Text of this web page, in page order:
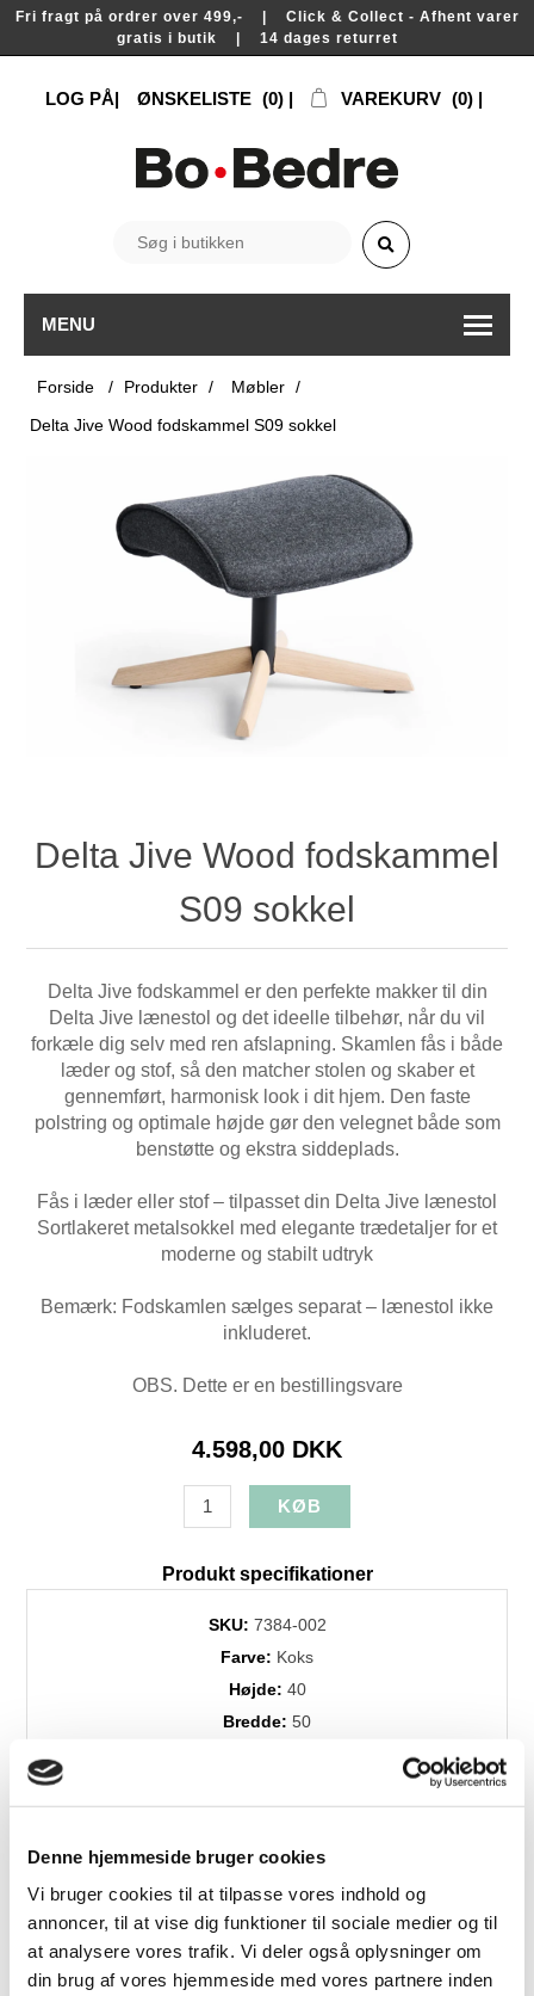
Denne hjemmeside bruger cookies
Vi bruger cookies til at tilpasse vores indhold og
annoncer, til at vise dig funktioner til sociale medier og til
at analysere vores trafik. Vi deler også oplysninger om
din brug af vores hjemmeside med vores partnere inden
Fri fragt på ordrer over 499,- | Click & Collect - Afhent varer
gratis i butik | 14 dages returret
LOG PÅ ØNSKELISTE (0) VAREKURV (0)
MENU
Forside / Produkter / Møbler /
Delta Jive Wood fodskammel S09 sokkel
Delta Jive Wood fodskammel
S09 sokkel
Delta Jive fodskammel er den perfekte makker til din
Delta Jive lænestol og det ideelle tilbehør, når du vil
forkæle dig selv med ren afslapning. Skamlen fås i både
læder og stof, så den matcher stolen og skaber et
gennemført, harmonisk look i dit hjem. Den faste
polstring og optimale højde gør den velegnet både som
benstøtte og ekstra siddeplads.
Fås i læder eller stof – tilpasset din Delta Jive lænestol
Sortlakeret metalsokkel med elegante trædetaljer for et
moderne og stabilt udtryk
Bemærk: Fodskamlen sælges separat – lænestol ikke
inkluderet.
OBS. Dette er en bestillingsvare
4.598,00 DKK
Produkt specifikationer
SKU: 7384-002
Farve: Koks
Højde: 40
Bredde: 50
Relaterede produkter